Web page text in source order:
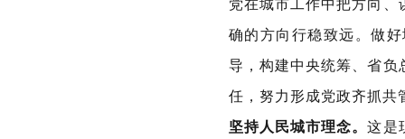
确的方向行稳致远。做
导，构建中央统筹、省
任，努力形成党政齐抓
坚持人民城市理念。这是